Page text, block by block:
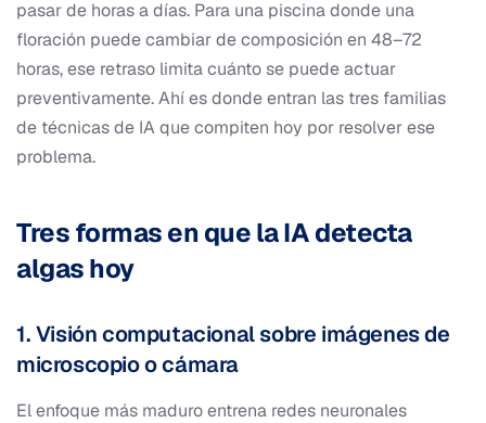
pasar de horas a días. Para una piscina donde una
floración puede cambiar de composición en 48–72
horas, ese retraso limita cuánto se puede actuar
preventivamente. Ahí es donde entran las tres familias
de técnicas de IA que compiten hoy por resolver ese
problema.
Tres formas en que la IA detecta
algas hoy
1. Visión computacional sobre imágenes de
microscopio o cámara
El enfoque más maduro entrena redes neuronales